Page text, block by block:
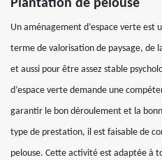
Plantation de pelouse
Un aménagement d’espace verte
terme de valorisation de paysage, de
et aussi pour être assez stable
d’espace verte demande une
garantir le bon déroulement et la
type de prestation, il est faisable de
pelouse. Cette activité est adaptée à